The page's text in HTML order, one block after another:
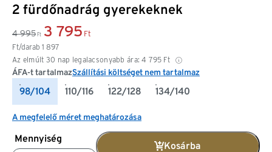
2 fürdőnadrág gyerekeknek
4 995 Ft 3 795 Ft
Ft/darab 1 897
Az elmúlt 30 nap legalacsonyabb ára: 4 795 Ft
ÁFA-t tartalmazSzállítási költséget nem tartalmaz
98/104 110/116 122/128 134/140
A megfelelő méret meghatározása
Mennyiség
Kosárba